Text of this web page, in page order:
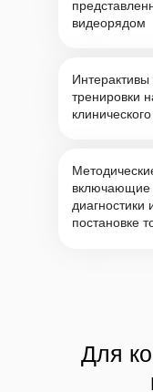
видеорядом
тренировки
включающие
постановке
Для